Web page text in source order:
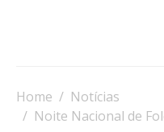
Home
Notícias
Noite Nacional de Folclore reúne